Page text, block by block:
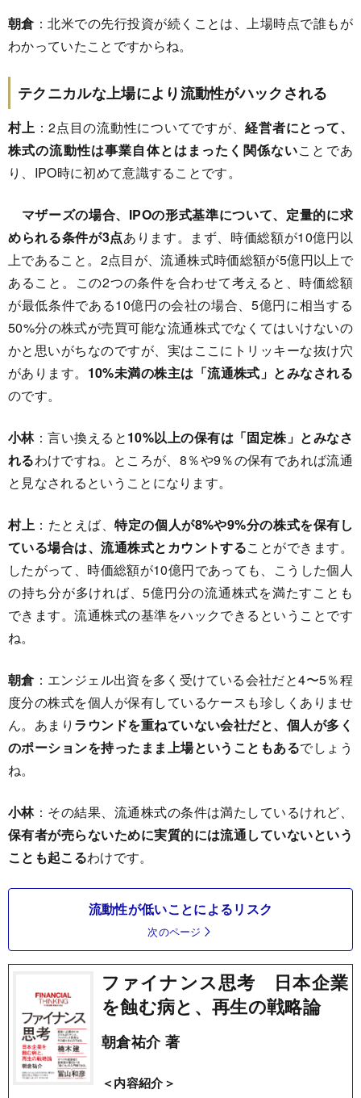
朝倉：北米での先行投資が続くことは、上場時点で誰もが
わかっていたことですからね。
テクニカルな上場により流動性がハックされる
村上 ：2点目の流動性についてですが、経営者にとって、
株式の流動性は事業自体とはまったく関係ないことであ
り、IPO時に初めて意識することです。
マザーズの場合、IPOの形式基準について、定量的に求
められる条件が3点あります。まず、時価総額が10億円以
上であること。2点目が、流通株式時価総額が5億円以上で
あること。この2つの条件を合わせて考えると、時価総額
が最低条件である10億円の会社の場合、5億円に相当する
50%分の株式が売買可能な流通株式でなくてはいけないの
かと思いがちなのですが、実はここにトリッキーな抜け穴
があります。 10%未満の株主は「流通株式」とみなされる
のです。
小林：言い換えると10%以上の保有は「固定株」とみなさ
れるわけですね。ところが、8％や9％の保有であれば流通
と見なされるということになります。
村上 ：たとえば、特定の個人が8%や9%分の株式を保有し
ている場合は、流通株式とカウントすることができます。
したがって、時価総額が10億円であっても、こうした個人
の持ち分が多ければ、5億円分の流通株式を満たすことも
できます。流通株式の基準をハックできるということです
ね。
朝倉：エンジェル出資を多く受けている会社だと4〜5％程
度分の株式を個人が保有しているケースも珍しくありませ
ん。あまり ラウンドを重ねていない会社だと、個人が多く
のポーションを持ったまま上場ということもあるでしょう
ね。
小林：その結果、流通株式の条件は満たしているけれど、
保有者が売らないために実質的には流通していないという
ことも起こるわけです。
流動性が低いことによるリスク
次のページ
ファイナンス思考 日本企業
を蝕む病と、再生の戦略論
朝倉祐介 著
＜内容紹介＞